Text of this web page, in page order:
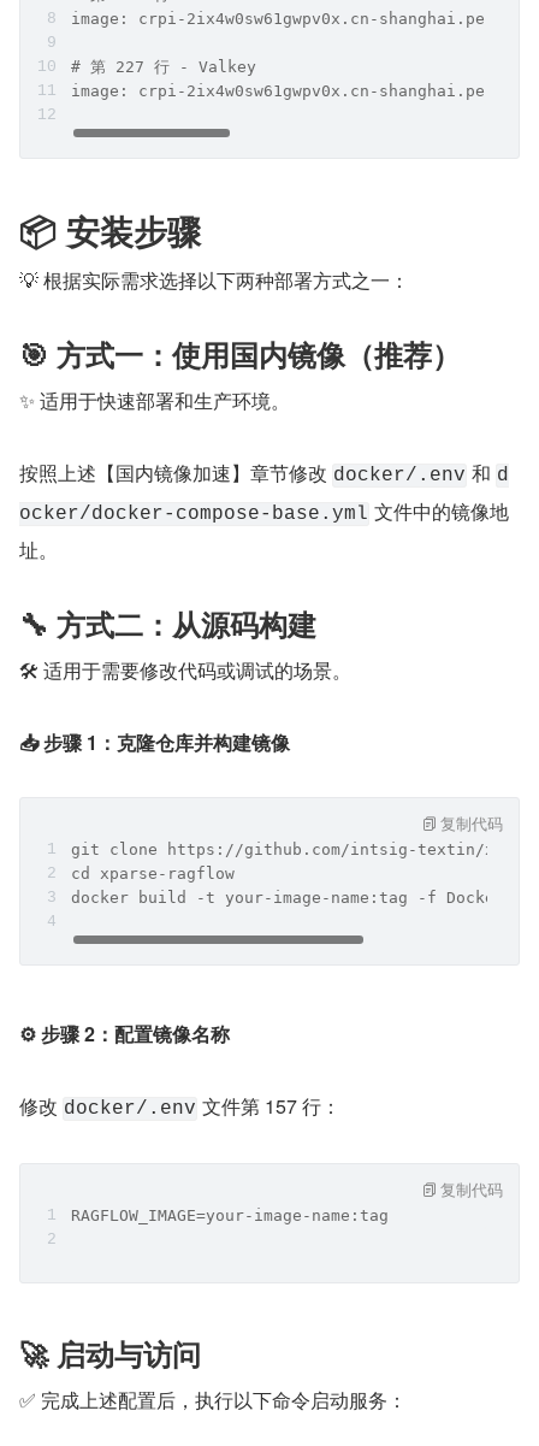
image: crpi-2ix4w0sw61gwpv0x.cn-
# 第 227 行 - Valkey
image: crpi-2ix4w0sw61gwpv0x.cn-
📦 安装步骤
💡 根据实际需求选择以下两种部署方式之一：
🎯 方式一：使用国内镜像（推荐）
✨ 适用于快速部署和生产环境。
按照上述【国内镜像加速】章节修改 docker/.env 和 d
ocker/docker-compose-base.yml 文件中的镜像地
址。
🔧 方式二：从源码构建
🛠️ 适用于需要修改代码或调试的场景。
📥 步骤 1：克隆仓库并构建镜像
git clone https://github.com/intsig-textin/
cd xparse-ragflow
docker build -t your-image-name:tag -f
复制代码
⚙️ 步骤 2：配置镜像名称
修改 docker/.env 文件第 157 行：
RAGFLOW_IMAGE=your-image-name:tag
复制代码
🚀 启动与访问
✅ 完成上述配置后，执行以下命令启动服务：